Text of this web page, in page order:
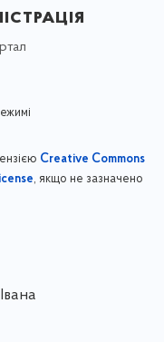
Creative Commons
, якщо не зазначено